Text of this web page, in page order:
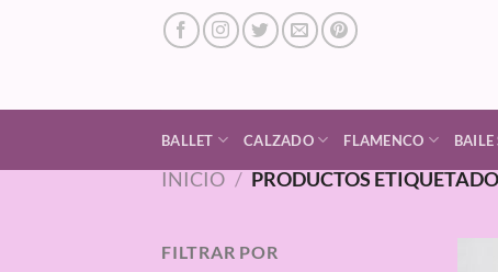
BALLET CALZADO FLAMENCO BAILE
INICIO / PRODUCTOS
FILTRAR POR